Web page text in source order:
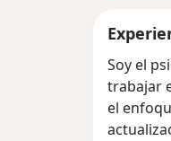
Soy el
trabajar
el